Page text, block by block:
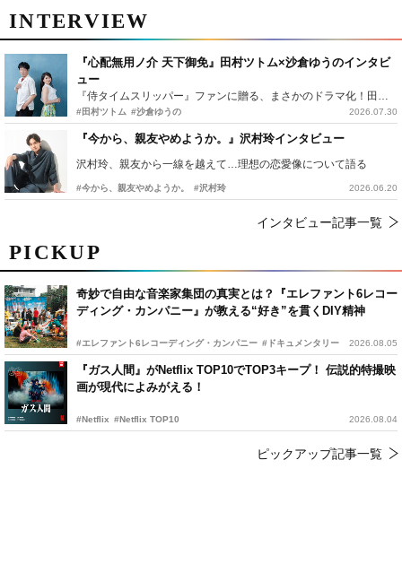
PICKUP
奇妙で自由な音楽家集団の真実とは？『エレファント6レコー
ディング・カンパニー』が教える“好き”を貫くDIY精神
#エレファント6レコーディング・カンパニー #ドキュメンタリー 2026.08.05
『ガス人間』がNetflix TOP10でTOP3キープ！ 伝説的特撮映
画が現代によみがえる！
#Netflix #Netflix TOP10 2026.08.04
ピックアップ記事一覧
INTERVIEW
『心配無用ノ介 天下御免』田村ツトム×沙倉ゆうのインタビ
ュー
『侍タイムスリッパー』ファンに贈る、まさかのドラマ化！田村ツトム×沙倉ゆうのが語る『心配無用ノ介』撮影秘話
#田村ツトム #沙倉ゆうの 2026.07.30
『今から、親友やめようか。』沢村玲インタビュー
沢村玲、親友から一線を越えて…理想の恋愛像について語る
#今から、親友やめようか。 #沢村玲 2026.06.20
インタビュー記事一覧